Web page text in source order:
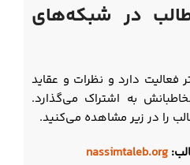
در شبکه‌های
فعالیت دارد و نظرات و عقاید
به اشتراک می‌گذارد.
را در زیر مشاهده می‌کنید.
nassimtaleb.org